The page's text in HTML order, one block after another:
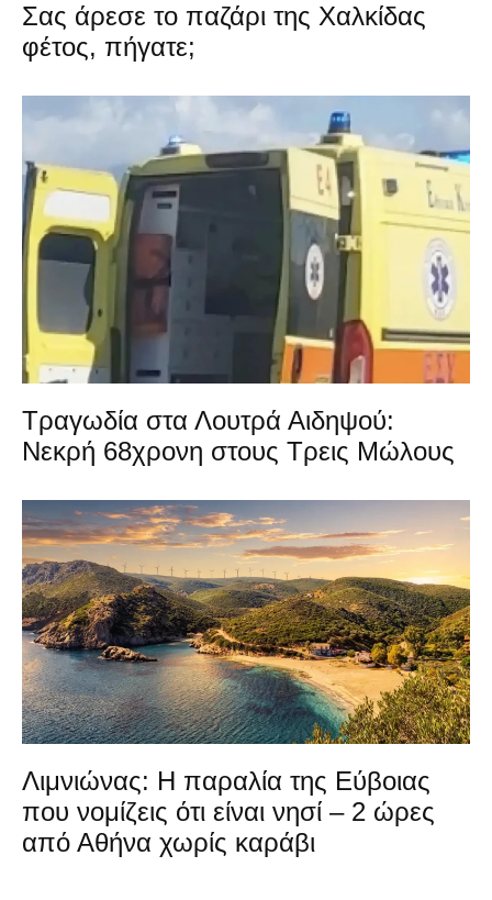
Σας άρεσε το παζάρι της Χαλκίδας
φέτος, πήγατε;
Τραγωδία στα Λουτρά Αιδηψού:
Νεκρή 68χρονη στους Τρεις Μώλους
Λιμνιώνας: Η παραλία της Εύβοιας
που νομίζεις ότι είναι νησί – 2 ώρες
από Αθήνα χωρίς καράβι